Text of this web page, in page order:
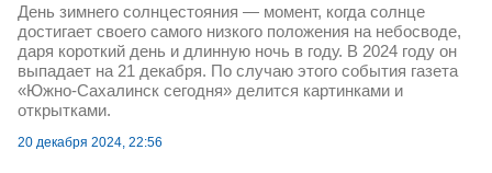
День зимнего солнцестояния — момент, когда солнце
достигает своего самого низкого положения на небосводе,
даря короткий день и длинную ночь в году. В 2024 году он
выпадает на 21 декабря. По случаю этого события газета
«Южно-Сахалинск сегодня» делится картинками и
открытками.
20 декабря 2024, 22:56